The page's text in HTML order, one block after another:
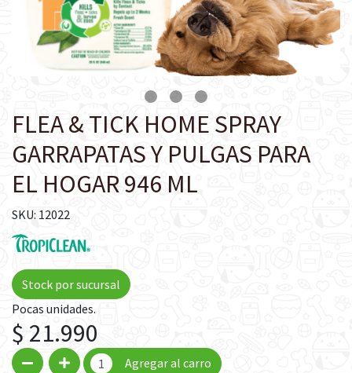
FLEA & TICK HOME SPRAY
GARRAPATAS Y PULGAS PARA
EL HOGAR 946 ML
SKU: 12022
Stock por sucursal
Pocas unidades.
$ 21.990
Agregar al carro